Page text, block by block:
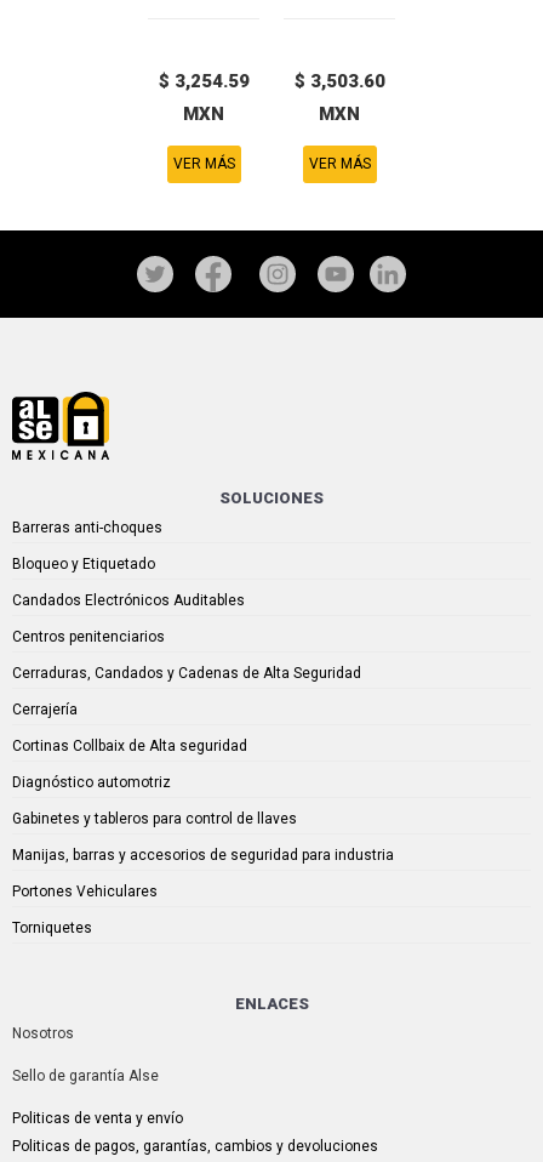
$ 3,254.59
MXN
VER MÁS
$ 3,503.60
MXN
VER MÁS
SOLUCIONES
Barreras anti-choques
Bloqueo y Etiquetado
Candados Electrónicos Auditables
Centros penitenciarios
Cerraduras, Candados y Cadenas de Alta Seguridad
Cerrajería
Cortinas Collbaix de Alta seguridad
Diagnóstico automotriz
Gabinetes y tableros para control de llaves
Manijas, barras y accesorios de seguridad para industria
Portones Vehiculares
Torniquetes
ENLACES
Nosotros
Sello de garantía Alse
Politicas de venta y envío
Politicas de pagos, garantías, cambios y devoluciones